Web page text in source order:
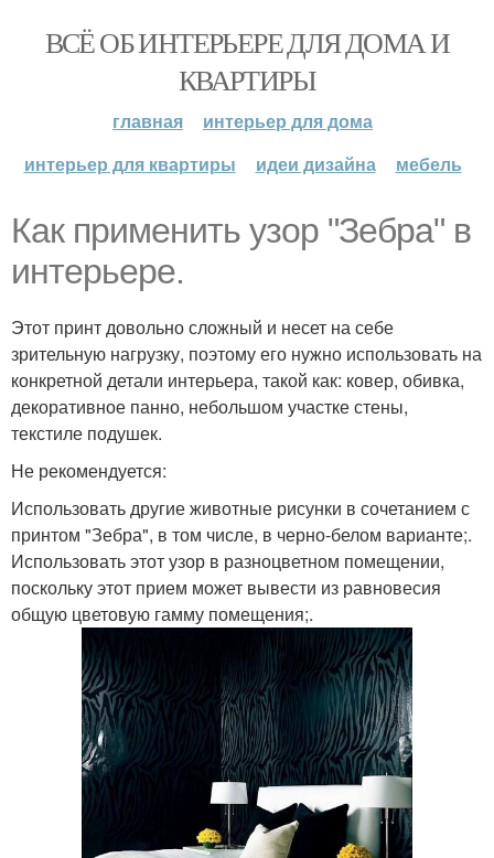
ВСЁ ОБ ИНТЕРЬЕРЕ ДЛЯ ДОМА И
КВАРТИРЫ
главная
интерьер для дома
интерьер для квартиры
идеи дизайна мебель
Как применить узор "Зебра" в
интерьере.
Этот принт довольно сложный и несет на себе
зрительную нагрузку, поэтому его нужно использовать на
конкретной детали интерьера, такой как: ковер, обивка,
декоративное панно, небольшом участке стены,
текстиле подушек.
Не рекомендуется:
Использовать другие животные рисунки в сочетанием с
принтом "Зебра", в том числе, в черно-белом варианте;.
Использовать этот узор в разноцветном помещении,
поскольку этот прием может вывести из равновесия
общую цветовую гамму помещения;.